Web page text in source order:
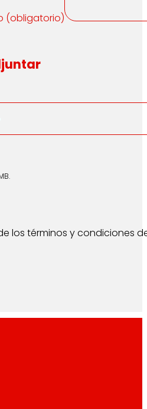
(obligatorio)
los términos y condiciones